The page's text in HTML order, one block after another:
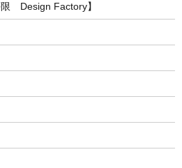
Design Factory】